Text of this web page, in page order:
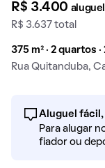
R$ 3.400 aluguel
R$ 3.637 total
375 m² · 2 quartos ·
Rua Quitanduba,
Aluguel fácil,
Para alugar
fiador ou